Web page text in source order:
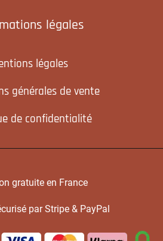
légales
légales
générales de vente
de confidentialité
gratuite en France
par Stripe & PayPal